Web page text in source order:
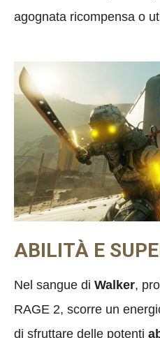
agognata ricompensa o
ABILITÀ E
Nel sangue di Walker,
RAGE 2, scorre un
di sfruttare delle potenti